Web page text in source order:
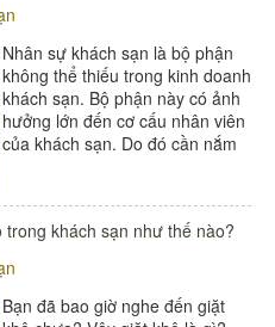
Nhân sự khách sạn là bộ phận
không thể thiếu trong kinh doanh
khách sạn. Bộ phận này có ảnh
hưởng lớn đến cơ cấu nhân viên
của khách sạn. Do đó cần nắm
#thiết bị buồng phòng
#thiết bị sảnh - ngoại cảnh
khách sạn như thế nào?
Bạn đã bao giờ nghe đến giặt